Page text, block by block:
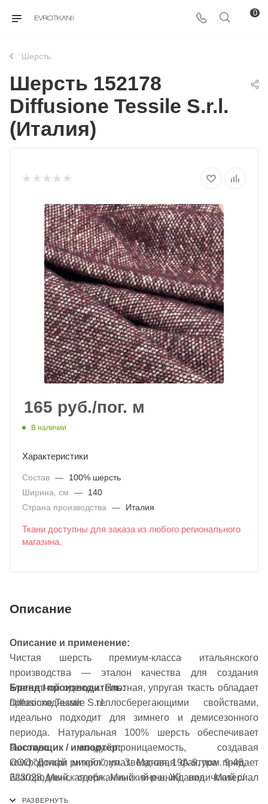
0
Шерcть
Шерсть 152178
Diffusione Tessile S.r.l.
(Италия)
165 руб./пог. м
В наличии
Характеристики
Состав —
100% шерсть
Ширина, см
—
140
Страна производства — Италия
Ткани доступны для заказа из любого регионального
магазина.
Описание
Описание и применение:
Чистая шерсть премиум-класса итальянского
производства — эталон качества для создания
элегантной одежды. Плотная, упругая ткасть обладает
превосходными теплосберегающими свойствами,
идеально подходит для зимнего и демисезонного
периода. Натуральная 100% шерсть обеспечивает
высокую воздухопроницаемость, создавая
комфортный микроклимат. Матовая фактура придает
благородный, сдержанный внешний вид. Материал
Бренд / производитель:
Diffusione Tessile S.r.l.
Поставщик / импортёр:
ООО "Долфи ритейл", ул. Звёздная, 19А-9, пом. 9-46,
223028, Минская обл., Минский р-н, Ждановичский с/с,